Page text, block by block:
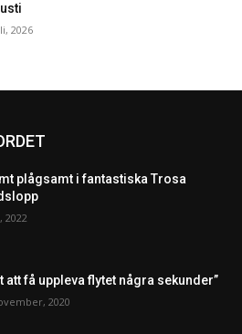
2026
plågsamt i fantastiska Trosa
2022
att få uppleva flytet några sekunder”
2020